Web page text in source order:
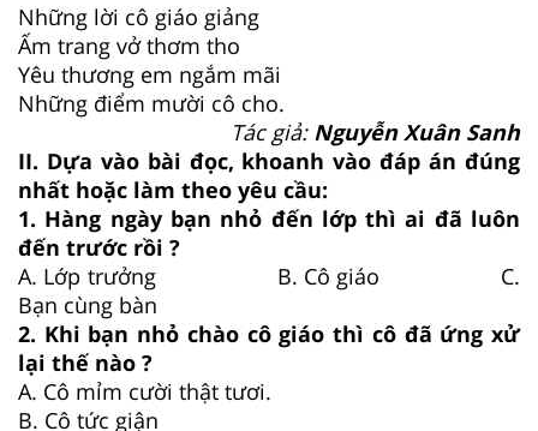
Những lời cô giáo giảng
Ấm trang vở thơm tho
Yêu thương em ngắm mãi
Những điểm mười cô cho.
Tác giả: Nguyễn Xuân Sanh
II. Dựa vào bài đọc, khoanh vào đáp án đúng
nhất hoặc làm theo yêu cầu:
1. Hàng ngày bạn nhỏ đến lớp thì ai đã luôn
đến trước rồi ?
A. Lớp trưởng B. Cô giáo C.
Bạn cùng bàn
2. Khi bạn nhỏ chào cô giáo thì cô đã ứng xử
lại thế nào ?
A. Cô mỉm cười thật tươi.
B. Cô tức giận